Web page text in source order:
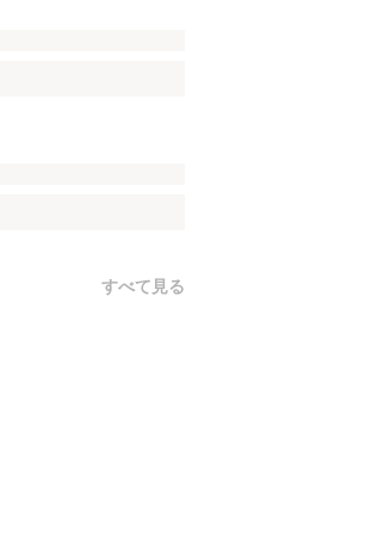
すべて見る